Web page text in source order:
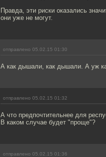
Правда, эти риски оказались
они уже не могут.
отправлено 05.02.15 01:30
А как дышали, как дышали. А уж
отправлено 05.02.15 01:32
А что предпочтительнее для
В каком случае будет "проще"?
отправлено 05.02.15 01:36